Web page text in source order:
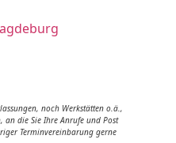
noch Werkstätten o.ä.,
an die Sie Ihre Anrufe und Post
Terminvereinbarung gerne